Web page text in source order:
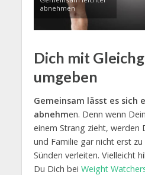
abnehmen
Dich mit
umgeben
Gemeinsam lässt es sich
abnehmen. Denn wenn
einem Strang zieht, werden
und Familie gar nicht erst
Sünden verleiten. Vielleicht
Du Dich bei Weight